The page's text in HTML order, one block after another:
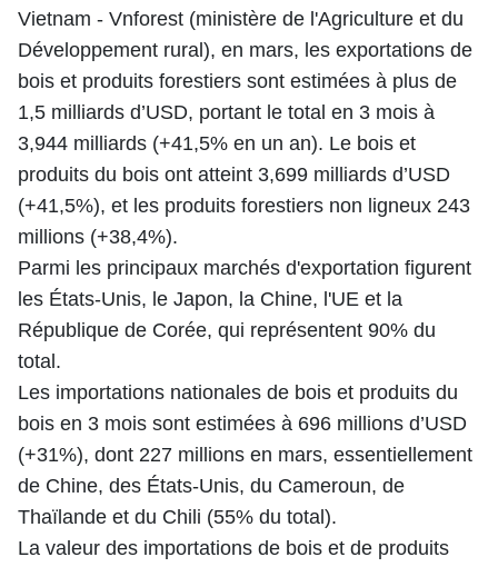
Vietnam - Vnforest (ministère de l'Agriculture et du
Développement rural), en mars, les exportations de
bois et produits forestiers sont estimées à plus de
1,5 milliards d’USD, portant le total en 3 mois à
3,944 milliards (+41,5% en un an). Le bois et
produits du bois ont atteint 3,699 milliards d’USD
(+41,5%), et les produits forestiers non ligneux 243
millions (+38,4%).
Parmi les principaux marchés d'exportation figurent
les États-Unis, le Japon, la Chine, l'UE et la
République de Corée, qui représentent 90% du
total.
Les importations nationales de bois et produits du
bois en 3 mois sont estimées à 696 millions d’USD
(+31%), dont 227 millions en mars, essentiellement
de Chine, des États-Unis, du Cameroun, de
Thaïlande et du Chili (55% du total).
La valeur des importations de bois et de produits